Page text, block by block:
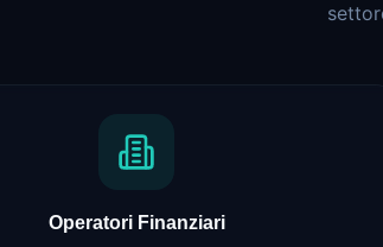
Operatori Finanziari